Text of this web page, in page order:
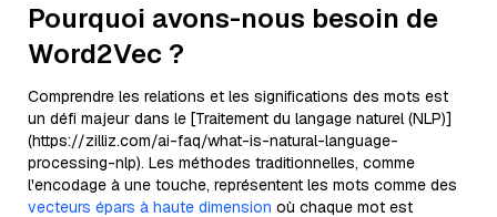
Pourquoi avons-nous besoin de
Word2Vec ?
Comprendre les relations et les significations des mots est
un défi majeur dans le [Traitement du langage naturel (NLP)]
(https://zilliz.com/ai-faq/what-is-natural-language-
processing-nlp). Les méthodes traditionnelles, comme
l'encodage à une touche, représentent les mots comme des
vecteurs épars à haute dimension où chaque mot est